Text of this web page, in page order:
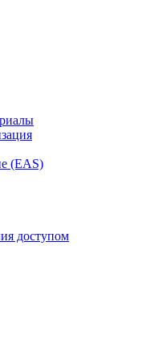
(EAS)
доступом